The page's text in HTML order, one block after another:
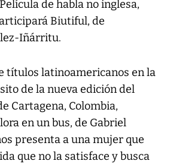
de habla no inglesa,
Biutiful, de
Iñárritu.
títulos latinoamericanos en la
de la nueva edición del
Cartagena, Colombia,
en un bus, de Gabriel
presenta a una mujer que
que no la satisface y busca